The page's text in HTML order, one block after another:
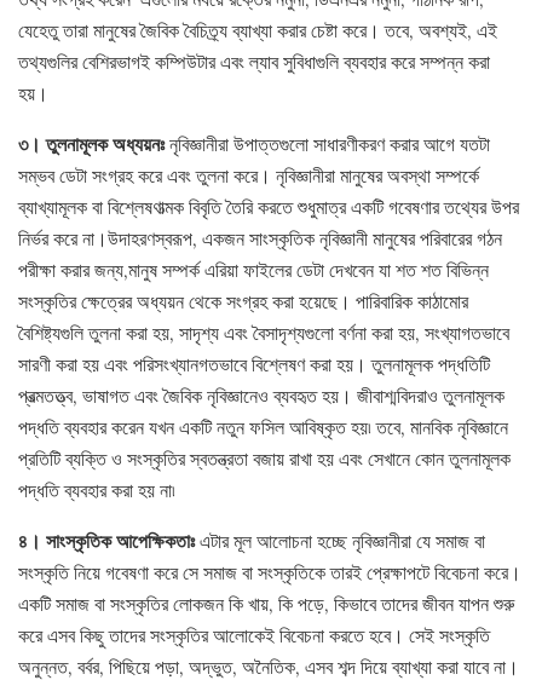
যেহেতু তারা মানুষের জৈবিক বৈচিত্র্য ব্যাখ্যা করার চেষ্টা করে। তবে, অবশ্যই, এই
তথ্যগুলির বেশিরভাগই কম্পিউটার এবং ল্যাব সুবিধাগুলি ব্যবহার করে সম্পন্ন করা
হয়।
৩। তুলনামূলক অধ্যয়নঃনৃবিজ্ঞানীরা উপাত্তগুলো সাধারণীকরণ করার আগে যতটা
সম্ভব ডেটা সংগ্রহ করে এবং তুলনা করে। নৃবিজ্ঞানীরা মানুষের অবস্থা সম্পর্কে
ব্যাখ্যামূলক বা বিশ্লেষণাত্মক বিবৃতি তৈরি করতে শুধুমাত্র একটি গবেষণার তথ্যের উপর
নির্ভর করে না।উদাহরণস্বরূপ, একজন সাংস্কৃতিক নৃবিজ্ঞানী মানুষের পরিবারের গঠন
পরীক্ষা করার জন্য,মানুষ সম্পর্ক এরিয়া ফাইলের ডেটা দেখবেন যা শত শত বিভিন্ন
সংস্কৃতির ক্ষেত্রের অধ্যয়ন থেকে সংগ্রহ করা হয়েছে। পারিবারিক কাঠামোর
বৈশিষ্ট্যগুলি তুলনা করা হয়, সাদৃশ্য এবং বৈসাদৃশ্যগুলো বর্ণনা করা হয়, সংখ্যাগতভাবে
সারণী করা হয় এবং পরিসংখ্যানগতভাবে বিশ্লেষণ করা হয়। তুলনামূলক পদ্ধতিটি
প্রত্মতত্ত্ব, ভাষাগত এবং জৈবিক নৃবিজ্ঞানেও ব্যবহৃত হয়। জীবাশ্মবিদরাও তুলনামূলক
পদ্ধতি ব্যবহার করেন যখন একটি নতুন ফসিল আবিষ্কৃত হয়৷ তবে, মানবিক নৃবিজ্ঞানে
প্রতিটি ব্যক্তি ও সংস্কৃতির স্বতন্ত্রতা বজায় রাখা হয় এবং সেখানে কোন তুলনামূলক
পদ্ধতি ব্যবহার করা হয় না৷
৪। সাংস্কৃতিক আপেক্ষিকতাঃএটার মূল আলোচনা হচ্ছে নৃবিজ্ঞানীরা যে সমাজ বা
সংস্কৃতি নিয়ে গবেষণা করে সে সমাজ বা সংস্কৃতিকে তারই প্রেক্ষাপটে বিবেচনা করে।
একটি সমাজ বা সংস্কৃতির লোকজন কি খায়, কি পড়ে, কিভাবে তাদের জীবন যাপন শুরু
করে এসব কিছু তাদের সংস্কৃতির আলোকেই বিবেচনা করতে হবে। সেই সংস্কৃতি
অনুন্নত, বর্বর, পিছিয়ে পড়া, অদ্ভুত, অনৈতিক, এসব শব্দ দিয়ে ব্যাখ্যা করা যাবে না।